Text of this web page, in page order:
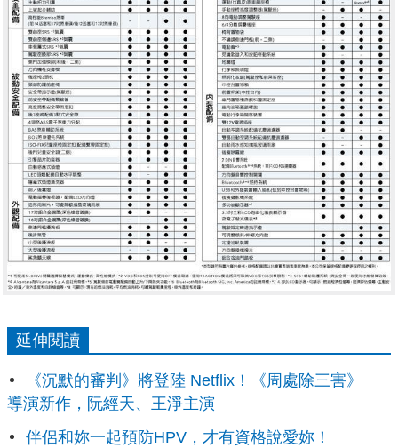
延伸閱讀
《沉默的審判》將登陸 Netflix！《周處除三害》
導演新作，阮經天、王淨主演
伴侶和妳一起預防HPV，才有資格說愛妳！